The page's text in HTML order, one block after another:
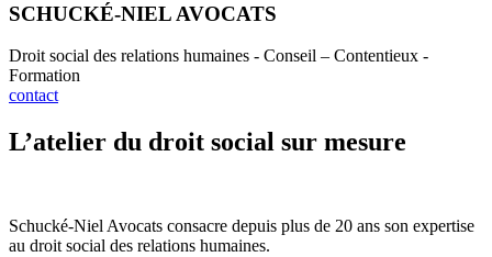
SCHUCKÉ-NIEL AVOCATS
Droit social des relations humaines - Conseil – Contentieux -
Formation
contact
L’atelier du droit social sur mesure
Schucké-Niel Avocats consacre depuis plus de 20 ans son expertise
au droit social des relations humaines.